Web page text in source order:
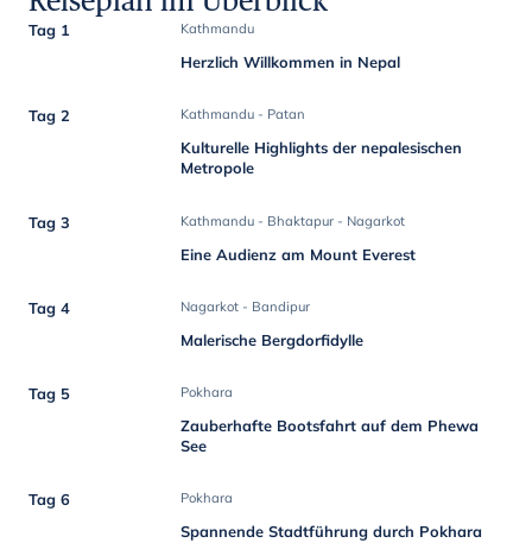
Tag 1 Kathmandu
Herzlich Willkommen in Nepal
Tag 2 Kathmandu - Patan
Kulturelle Highlights der nepalesischen
Metropole
Tag 3 Kathmandu - Bhaktapur - Nagarkot
Eine Audienz am Mount Everest
Tag 4 Nagarkot - Bandipur
Malerische Bergdorfidylle
Tag 5 Pokhara
Zauberhafte Bootsfahrt auf dem Phewa
See
Tag 6 Pokhara
Spannende Stadtführung durch Pokhara